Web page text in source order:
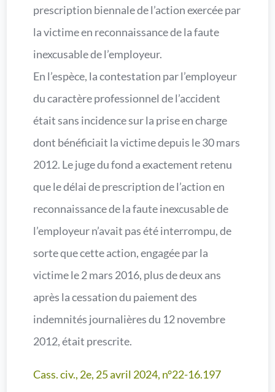
prescription biennale de l’action exercée par
la victime en reconnaissance de la faute
inexcusable de l’employeur.
En l’espèce, la contestation par l’employeur
du caractère professionnel de l’accident
était sans incidence sur la prise en charge
dont bénéficiait la victime depuis le 30 mars
2012. Le juge du fond a exactement retenu
que le délai de prescription de l’action en
reconnaissance de la faute inexcusable de
l’employeur n’avait pas été interrompu, de
sorte que cette action, engagée par la
victime le 2 mars 2016, plus de deux ans
après la cessation du paiement des
indemnités journalières du 12 novembre
2012, était prescrite.
Cass. civ., 2e, 25 avril 2024, n°22-16.197